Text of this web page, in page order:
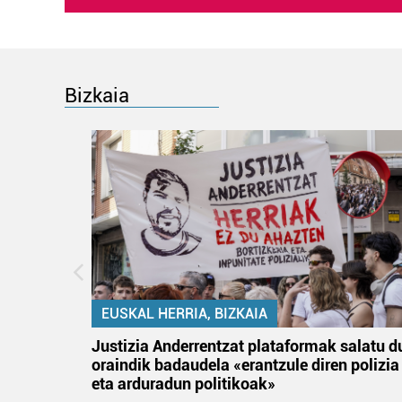
Bizkaia
EUSKAL HERRIA, BIZKAIA
Justizia Anderrentzat plataformak salatu
oraindik badaudela «erantzule diren polizia
eta arduradun politikoak»